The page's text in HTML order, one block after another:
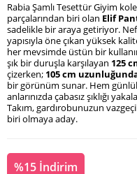
Rabia Şamlı Tesettür Giyim
parçalarından biri olan Elif
sadelikle bir araya getiriyor.
yapısıyla öne çıkan yüksek
her mevsimde üstün bir
şık bir duruşla karşılayan 125
çizerken; 105 cm
bir görünüm sunar. Hem
anlarınızda çabasız şıklığı
Takım, gardırobunuzun
biri olmaya aday.
%15 İndirim